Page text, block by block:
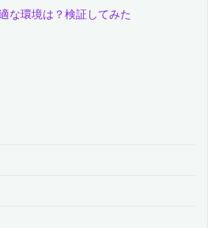
な環境は？検証してみた